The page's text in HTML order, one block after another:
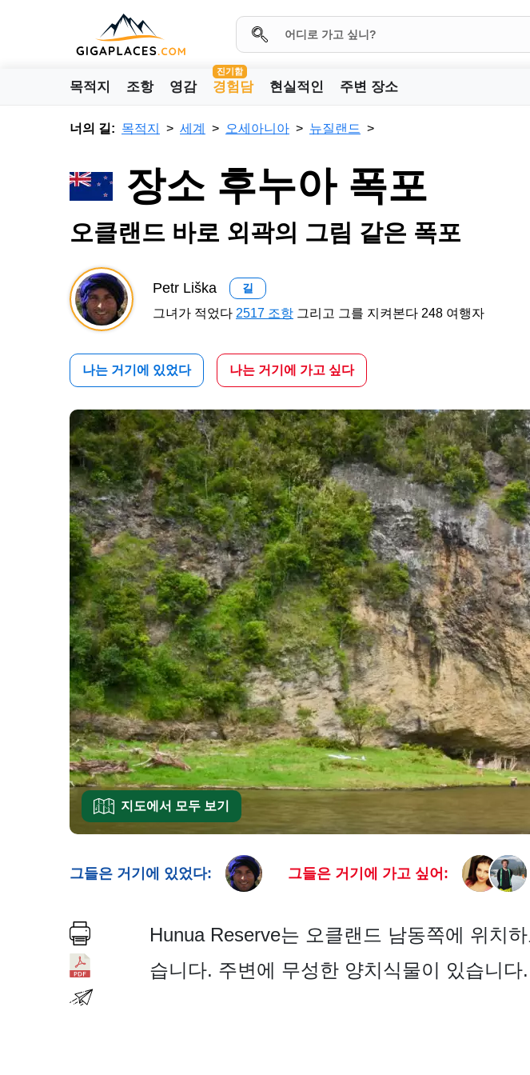
목적지 조항 영감
진기함
경험담 현실적인 주변 장소
너의 길: 목적지 세계 오세아니아 뉴질랜드
장소 후누아 폭포
오클랜드 바로 외곽의 그림 같은 폭포
Petr Liška 길
그녀가 적었다 2517 조항 그리고 그를 지켜본다 248 여행자
나는 거기에 있었다 나는 거기에 가고 싶다
지도에서 모두 보기
그들은 거기에 있었다: 그들은 거기에 가고 싶어:
Hunua Reserve는 오클랜드 남동쪽에 위치
습니다. 주변에 무성한 양치식물이 있습니